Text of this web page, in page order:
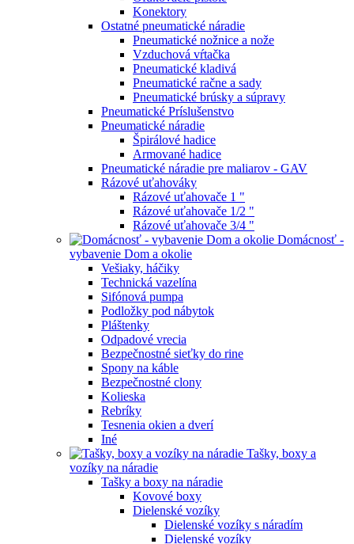
Konektory
Ostatné pneumatické náradie
Pneumatické nožnice a nože
Vzduchová vŕtačka
Pneumatické kladivá
Pneumatické račne a sady
Pneumatické brúsky a súpravy
Pneumatické Príslušenstvo
Pneumatické náradie
Špirálové hadice
Armované hadice
Pneumatické náradie pre maliarov - GAV
Rázové uťahováky
Rázové uťahovače 1 "
Rázové uťahovače 1/2 "
Rázové uťahovače 3/4 "
Domácnosť -
vybavenie Dom a okolie
Vešiaky, háčiky
Technická vazelína
Sifónová pumpa
Podložky pod nábytok
Pláštenky
Odpadové vrecia
Bezpečnostné sieťky do rine
Spony na káble
Bezpečnostné clony
Kolieska
Rebríky
Tesnenia okien a dverí
Iné
Tašky, boxy a
vozíky na náradie
Tašky a boxy na náradie
Kovové boxy
Dielenské vozíky
Dielenské vozíky s náradím
Dielenské vozíky